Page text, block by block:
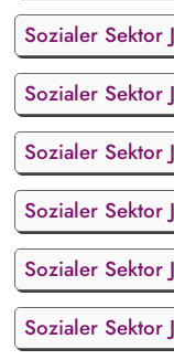
Sozialer Sektor
Sozialer Sektor
Sozialer Sektor
Sozialer Sektor
Sozialer Sektor
Sozialer Sektor